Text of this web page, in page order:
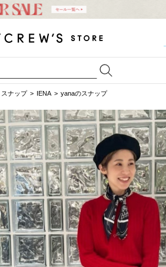
スナップ IENA yanaのスナップ